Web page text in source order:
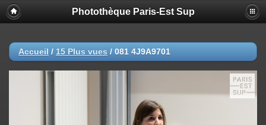
Photothèque Paris-Est Sup
Accueil / 15 Plus vues / 081 4J9A9701